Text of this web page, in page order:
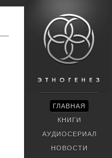
ГЛАВНАЯ
КНИГИ
АУДИОСЕРИАЛ
НОВОСТИ